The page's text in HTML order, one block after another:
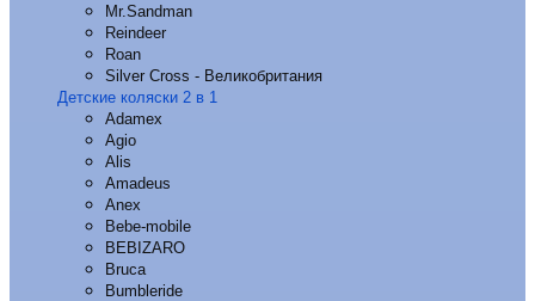
Mr.Sandman
Reindeer
Roan
Silver Cross - Великобритания
Детские коляски 2 в 1
Adamex
Agio
Alis
Amadeus
Anex
Bebe-mobile
BEBIZARO
Bruca
Bumbleride